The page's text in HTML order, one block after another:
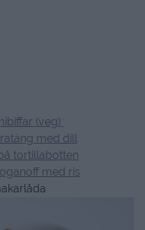
(veg)
med dill
tortillabotten
med ris